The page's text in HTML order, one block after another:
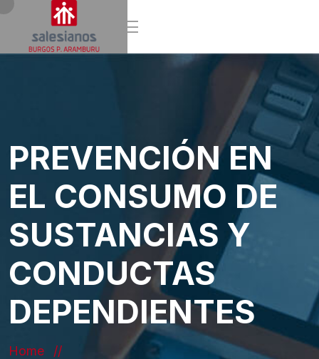
PREVENCIÓN EN
EL CONSUMO DE
SUSTANCIAS Y
CONDUCTAS
DEPENDIENTES
Home